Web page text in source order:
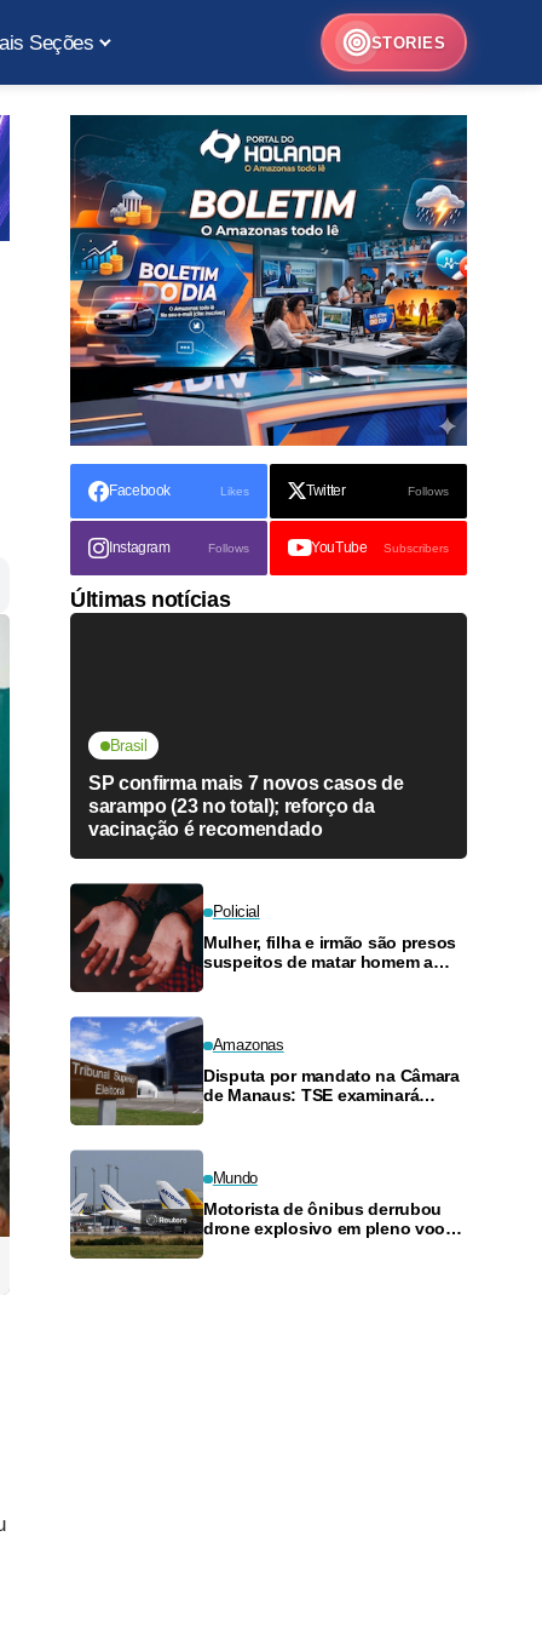
Seções STORIES
Facebook Likes Twitter Follows
Instagram Follows YouTube Subscribers
Últimas notícias
Brasil
SP confirma mais 7 novos casos de
sarampo (23 no total); reforço da
vacinação é recomendado
Policial
Mulher, filha e irmão são presos
suspeitos de matar homem a
Amazonas
Disputa por mandato na Câmara
de Manaus: TSE examinará
Mundo
Motorista de ônibus derrubou
drone explosivo em pleno voo